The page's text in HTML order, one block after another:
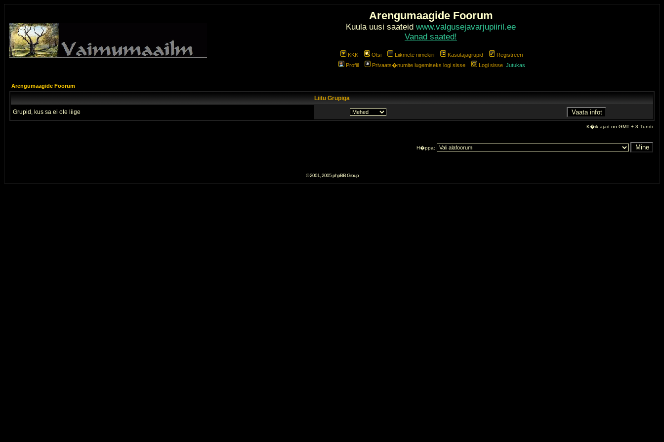
Arengumaagide Foorum
Kuula uusi saateid www.valgusejavarjupiiril.ee
Vanad saated!
KKK Otsi Liikmete nimekiri Kasutajagrupid
Registreeri
Profiil
Privaats�numite lugemiseks logi sisse Logi sisse Jutukas
Arengumaagide Foorum
Liitu Grupiga
Grupid, kus sa ei ole liige
K�ik ajad on GMT + 3 Tundi
H�ppa:
© 2001, 2005 phpBB Group